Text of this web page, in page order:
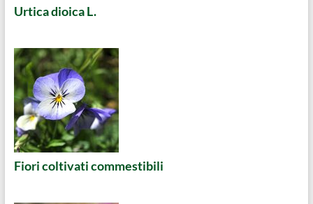
Urtica dioica L.
Fiori coltivati commestibili